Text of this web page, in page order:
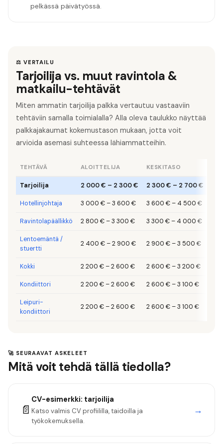
pelkässä päivätyössä.
⚖️ VERTAILU
Tarjoilija vs. muut ravintola &
matkailu-tehtävät
Miten ammatin tarjoilija palkka vertautuu vastaaviin
tehtäviin samalla toimialalla? Alla oleva taulukko näyttää
palkkajakaumat kokemustason mukaan, jotta voit
arvioida asemasi suhteessa lähiammatteihin.
TEHTÄVÄ ALOITTELIJA KESKITASO
Tarjoilija 2 000 € – 2 300 € 2 300 € – 2 700 €
Hotellinjohtaja 3 000 €–3 600 € 3 600 €– 4 500 €
Ravintolapäällikkö 2 800 €–3 300 € 3 300 €– 4 000 €
Lentoemäntä /
stuertti
2 400 €–2 900 € 2 900 €–3 500 €
Kokki 2 200 €–2 600 € 2 600 €–3 200 €
Kondiittori 2 200 €–2 600 € 2 600 €–3 100 €
Leipuri-
kondiittori
2 200 €–2 600 € 2 600 €–3 100 €
🚀 SEURAAVAT ASKELEET
Mitä voit tehdä tällä tiedolla?
📄
CV-esimerkki: tarjoilija
Katso valmis CV profiililla, taidoilla ja
työkokemuksella.
→